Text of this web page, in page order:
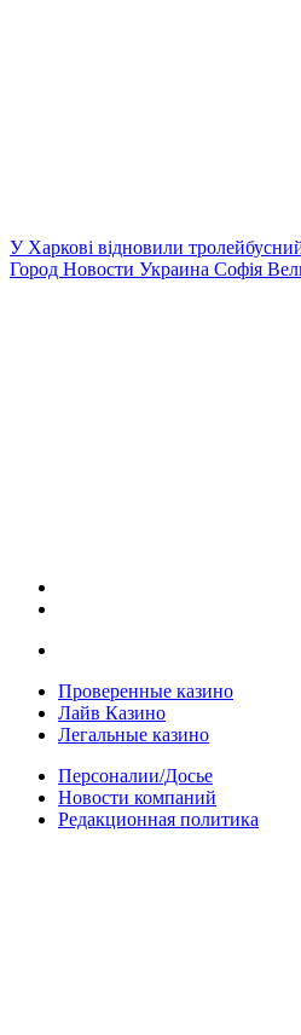
У Харкові відновили
Город Новости Украина Софія
Проверенные казино
Лайв Казино
Легальные казино
Персоналии/Досье
Новости компаний
Редакционная политика